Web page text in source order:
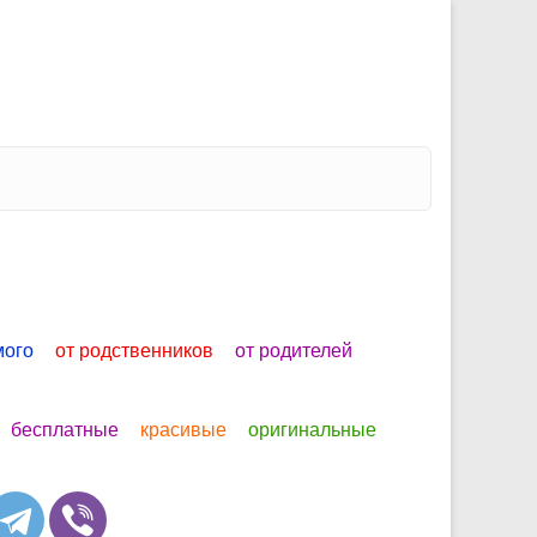
от родственников от родителей
бесплатные красивые оригинальные